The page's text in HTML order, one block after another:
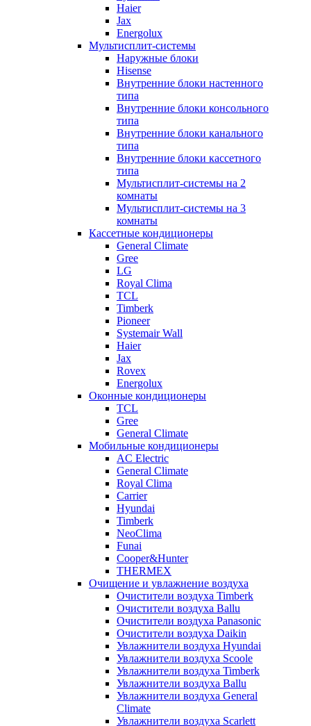
Haier
Jax
Energolux
Мультисплит-системы
Наружные блоки
Hisense
Внутренние блоки настенного
типа
Внутренние блоки консольного
типа
Внутренние блоки канального
типа
Внутренние блоки кассетного
типа
Мультисплит-системы на 2
комнаты
Мультисплит-системы на 3
комнаты
Кассетные кондиционеры
General Climate
Gree
LG
Royal Clima
TCL
Timberk
Pioneer
Systemair Wall
Haier
Jax
Rovex
Energolux
Оконные кондиционеры
TCL
Gree
General Climate
Мобильные кондиционеры
AC Electric
General Climate
Royal Clima
Carrier
Hyundai
Timberk
NeoClima
Funai
Cooper&Hunter
THERMEX
Очищение и увлажнение воздуха
Очистители воздуха Timberk
Очистители воздуха Ballu
Очистители воздуха Panasonic
Очистители воздуха Daikin
Увлажнители воздуха Hyundai
Увлажнители воздуха Scoole
Увлажнители воздуха Timberk
Увлажнители воздуха Ballu
Увлажнители воздуха General
Climate
Увлажнители воздуха Scarlett